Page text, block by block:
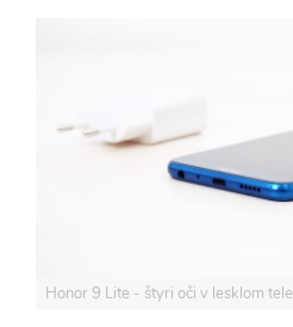
Honor 9 Lite - štyri oči v lesklom tele